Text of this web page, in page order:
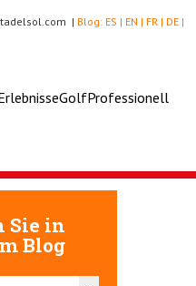
DE |
FR |
EN |
ES |
Blog:
|
GolfProfessionell
Sie in
Blog